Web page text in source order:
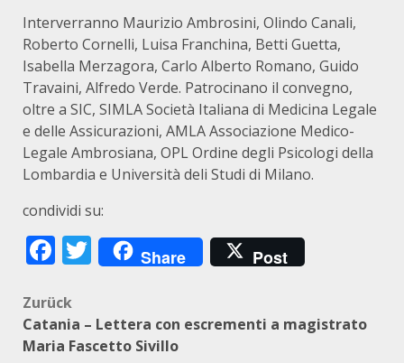
Interverranno Maurizio Ambrosini, Olindo Canali,
Roberto Cornelli, Luisa Franchina, Betti Guetta,
Isabella Merzagora, Carlo Alberto Romano, Guido
Travaini, Alfredo Verde. Patrocinano il convegno,
oltre a SIC, SIMLA Società Italiana di Medicina Legale
e delle Assicurazioni, AMLA Associazione Medico-
Legale Ambrosiana, OPL Ordine degli Psicologi della
Lombardia e Università deli Studi di Milano.
condividi su:
Facebook
Twitter
Share Post
Beitragsnavigation
Zurück
Catania – Lettera con escrementi a magistrato
Maria Fascetto Sivillo